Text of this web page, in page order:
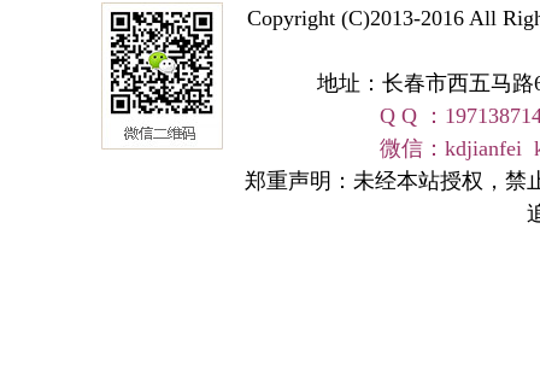
Copyright (C)2013-2016 All
地址：长春市西五马路
Q Q ：
微信：kdjianfei
郑重声明：未经本站授权，禁